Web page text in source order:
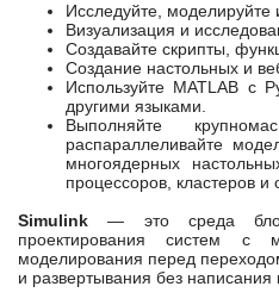
Исследуйте,
Визуализация и
Создавайте скрипты,
Создание настольных и
Используйте MATLAB с
другими языками.
Выполняйте
распараллеливайте
многоядерных
процессоров, кластеров и
Simulink — это среда
проектирования систем с
моделирования перед
и развертывания без написания